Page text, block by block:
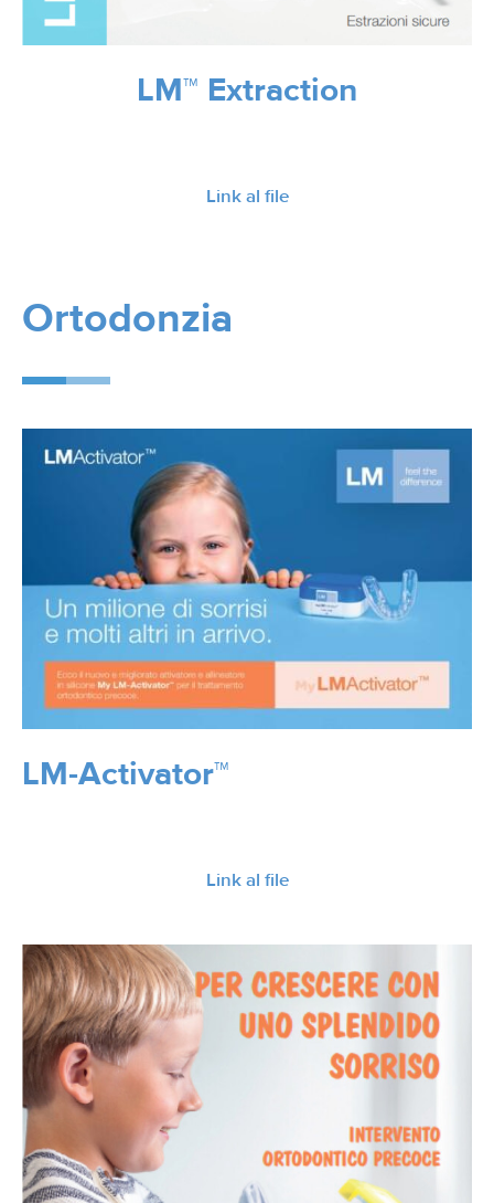
LM™ Extraction
Link al file
Ortodonzia
LM-Activator™
Link al file